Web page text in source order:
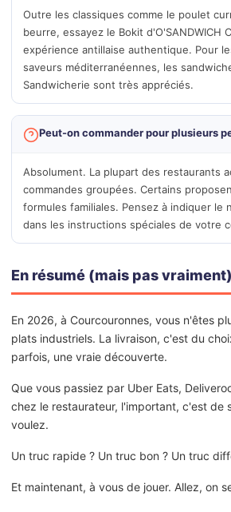
Outre les classiques comme le poulet
beurre, essayez le Bokit d'O'SANDWICH
expérience antillaise authentique. Pour
saveurs méditerranéennes, les
Sandwicherie sont très appréciés.
Peut-on commander pour plusieurs
Absolument. La plupart des restaurants
commandes groupées. Certains
formules familiales. Pensez à indiquer le
dans les instructions spéciales de votre
En résumé (mais pas vraiment)
En 2026, à Courcouronnes, vous n'êtes
plats industriels. La livraison, c'est du
parfois, une vraie découverte.
Que vous passiez par Uber Eats,
chez le restaurateur, l'important, c'est de
voulez.
Un truc rapide ? Un truc bon ? Un truc
Et maintenant, à vous de jouer. Allez, on